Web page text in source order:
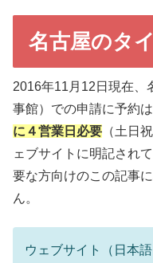
名古屋のタ
2016年11月12日現在、
事館）での申請に予約
に４営業日必要 （土日
ェブサイトに明記され
要な方向けのこの記事
ん。
ウェブサイト（日本語